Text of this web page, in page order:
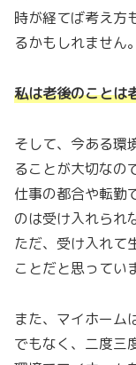
時が経てば考え方
るかもしれません。
私は老後のことは
そして、今ある環
ることが大切なの
仕事の都合や転勤
のは受け入れられ
ただ、受け入れて
ことだと思ってい
また、マイホーム
でもなく、二度三